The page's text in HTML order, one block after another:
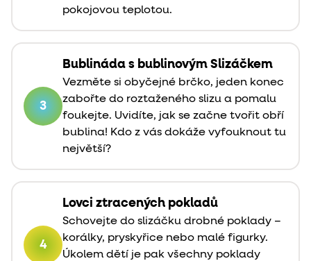
pokojovou teplotou.
3
Bublináda s bublinovým Slizáčkem
Vezměte si obyčejné brčko, jeden konec
zabořte do roztaženého slizu a pomalu
foukejte. Uvidíte, jak se začne tvořit obří
bublina! Kdo z vás dokáže vyfouknout tu
největší?
4
Lovci ztracených pokladů
Schovejte do slizáčku drobné poklady –
korálky, pryskyřice nebo malé figurky.
Úkolem dětí je pak všechny poklady